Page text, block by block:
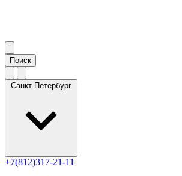
Санкт-Петербург
+7(812)317-21-11